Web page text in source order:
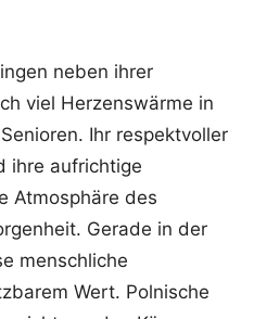
neben ihrer
viel Herzenswärme in
Ihr respektvoller
ihre aufrichtige
Atmosphäre des
Gerade in der
menschliche
Wert. Polnische